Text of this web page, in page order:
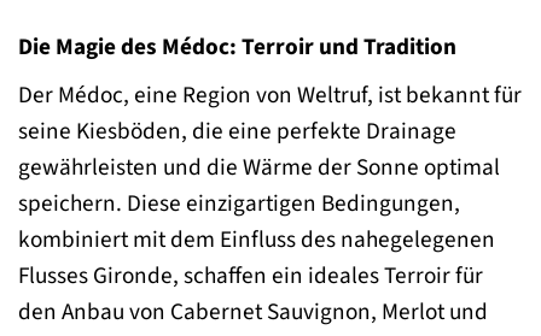
Die Magie des Médoc: Terroir und Tradition
Der Médoc, eine Region von Weltruf, ist bekannt für
seine Kiesböden, die eine perfekte Drainage
gewährleisten und die Wärme der Sonne optimal
speichern. Diese einzigartigen Bedingungen,
kombiniert mit dem Einfluss des nahegelegenen
Flusses Gironde, schaffen ein ideales Terroir für
den Anbau von Cabernet Sauvignon, Merlot und